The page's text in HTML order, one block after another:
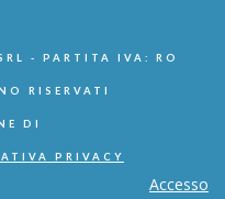
- PARTITA IVA: RO
RISERVATI
DI
PRIVACY
Accesso